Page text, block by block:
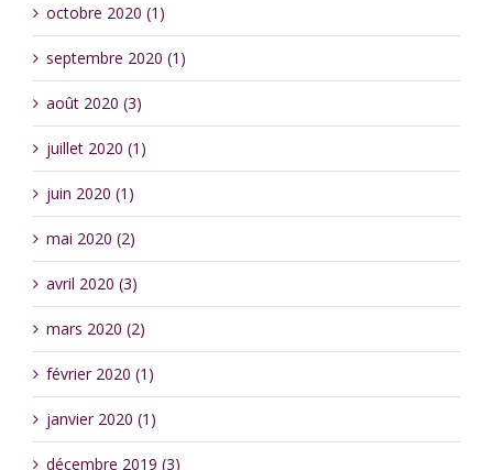
octobre 2020 (1)
septembre 2020 (1)
août 2020 (3)
juillet 2020 (1)
juin 2020 (1)
mai 2020 (2)
avril 2020 (3)
mars 2020 (2)
février 2020 (1)
janvier 2020 (1)
décembre 2019 (3)